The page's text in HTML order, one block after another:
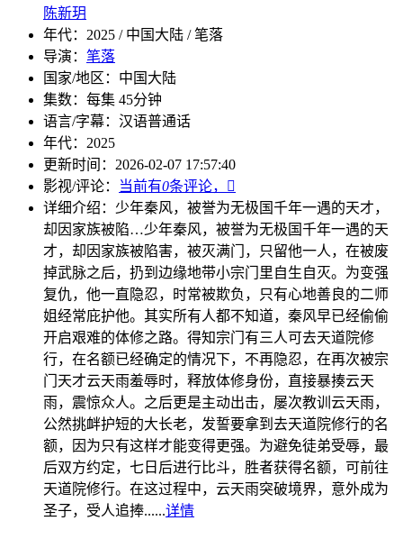
陈新玥
年代： 2025 / 中国大陆 / 笔落
导演： 笔落
国家/地区： 中国大陆
集数： 每集 45分钟
语言/字幕： 汉语普通话
年代： 2025
更新时间： 2026-02-07 17:57:40
影视/评论：
当前有0条评论，

详细介绍： 少年秦风，被誉为无极国千年一遇的天才，
却因家族被陷…少年秦风，被誉为无极国千年一遇的天
才，却因家族被陷害，被灭满门，只留他一人，在被废
掉武脉之后，扔到边缘地带小宗门里自生自灭。为变强
复仇，他一直隐忍，时常被欺负，只有心地善良的二师
姐经常庇护他。其实所有人都不知道，秦风早已经偷偷
开启艰难的体修之路。得知宗门有三人可去天道院修
行，在名额已经确定的情况下，不再隐忍，在再次被宗
门天才云天雨羞辱时，释放体修身份，直接暴揍云天
雨，震惊众人。之后更是主动出击，屡次教训云天雨，
公然挑衅护短的大长老，发誓要拿到去天道院修行的名
额，因为只有这样才能变得更强。为避免徒弟受辱，最
后双方约定，七日后进行比斗，胜者获得名额，可前往
天道院修行。在这过程中，云天雨突破境界，意外成为
圣子，受人追捧......详情